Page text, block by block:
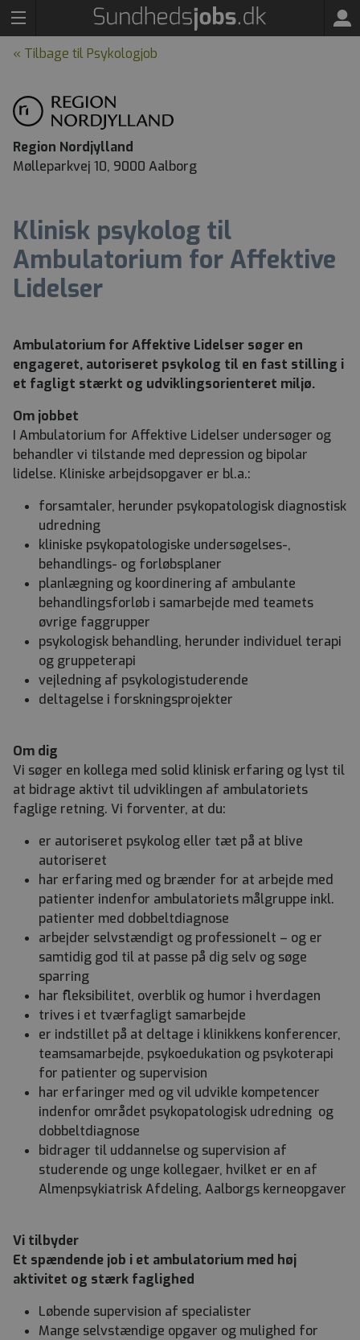
« Tilbage til Psykologjob
Region Nordjylland
Mølleparkvej 10, 9000 Aalborg
Klinisk psykolog til
Ambulatorium for Affektive
Lidelser
Ambulatorium for Affektive Lidelser søger en
engageret, autoriseret psykolog til en fast stilling i
et fagligt stærkt og udviklingsorienteret miljø.
Om jobbet
I Ambulatorium for Affektive Lidelser undersøger og
behandler vi tilstande med depression og bipolar
lidelse. Kliniske arbejdsopgaver er bl.a.:
forsamtaler, herunder psykopatologisk diagnostisk
udredning
kliniske psykopatologiske undersøgelses-,
behandlings- og forløbsplaner
planlægning og koordinering af ambulante
behandlingsforløb i samarbejde med teamets
øvrige faggrupper
psykologisk behandling, herunder individuel terapi
og gruppeterapi
vejledning af psykologistuderende
deltagelse i forskningsprojekter
Om dig
Vi søger en kollega med solid klinisk erfaring og lyst til
at bidrage aktivt til udviklingen af ambulatoriets
faglige retning. Vi forventer, at du:
er autoriseret psykolog eller tæt på at blive
autoriseret
har erfaring med og brænder for at arbejde med
patienter indenfor ambulatoriets målgruppe inkl.
patienter med dobbeltdiagnose
arbejder selvstændigt og professionelt – og er
samtidig god til at passe på dig selv og søge
sparring
har fleksibilitet, overblik og humor i hverdagen
trives i et tværfagligt samarbejde
er indstillet på at deltage i klinikkens konferencer,
teamsamarbejde, psykoedukation og psykoterapi
for patienter og supervision
har erfaringer med og vil udvikle kompetencer
indenfor området psykopatologisk udredning og
dobbeltdiagnose
bidrager til uddannelse og supervision af
studerende og unge kollegaer, hvilket er en af
Almenpsykiatrisk Afdeling, Aalborgs kerneopgaver
Vi tilbyder
Et spændende job i et ambulatorium med høj
aktivitet og stærk faglighed
Løbende supervision af specialister
Mange selvstændige opgaver og mulighed for